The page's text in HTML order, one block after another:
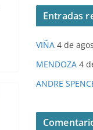
Entradas
VIÑA 4 de
MENDOZA 4
ANDRE